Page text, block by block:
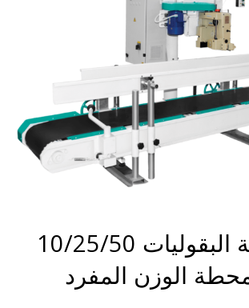
ماكينة تعبئة البقوليات 10/25/50
الوزن المفرد